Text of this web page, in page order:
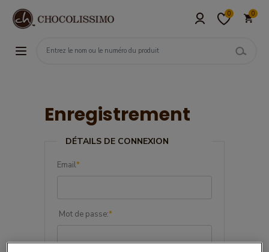
0 0
Enregistrement
DÉTAILS DE CONNEXION
Email*
Mot de passe:*